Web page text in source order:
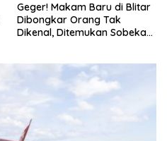
Geger! Makam Baru di Blitar
Dibongkar Orang Tak
Dikenal, Ditemukan Sobekan